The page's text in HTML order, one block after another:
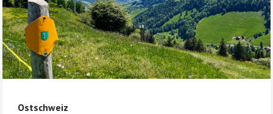
Ostschweiz